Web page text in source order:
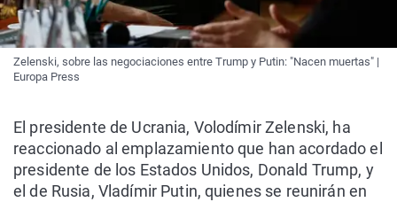
Zelenski, sobre las negociaciones entre Trump y Putin: "Nacen muertas" |
Europa Press
El presidente de Ucrania, Volodímir Zelenski, ha
reaccionado al emplazamiento que han acordado el
presidente de los Estados Unidos, Donald Trump, y
el de Rusia, Vladímir Putin, quienes se reunirán en